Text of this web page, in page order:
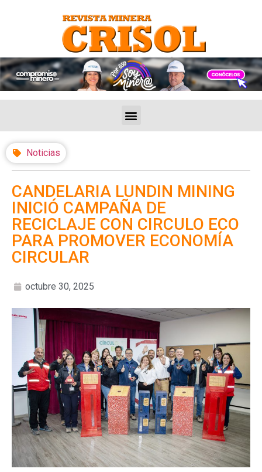
Noticias
CANDELARIA LUNDIN MINING
INICIÓ CAMPAÑA DE
RECICLAJE CON CIRCULO ECO
PARA PROMOVER ECONOMÍA
CIRCULAR
octubre 30, 2025